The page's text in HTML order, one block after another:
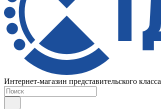
Интернет-магазин представительского класса